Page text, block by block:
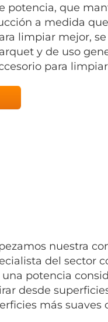
potencia, que
a medida
limpiar mejor,
y de uso
para
nuestra
del sector
una potencia
desde
más suaves